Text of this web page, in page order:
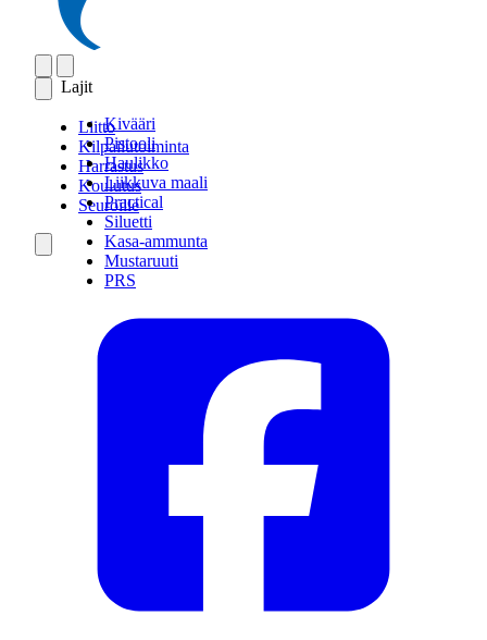
Lajit
Kivääri
Pistooli
Haulikko
Liikkuva maali
Practical
Siluetti
Kasa-ammunta
Mustaruuti
PRS
Liitto
Kilpailutoiminta
Harrastus
Koulutus
Seuroille